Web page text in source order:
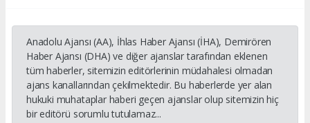
Anadolu Ajansı (AA), İhlas Haber Ajansı (İHA), Demirören
Haber Ajansı (DHA) ve diğer ajanslar tarafından eklenen
tüm haberler, sitemizin editörlerinin müdahalesi olmadan
ajans kanallarından çekilmektedir. Bu haberlerde yer alan
hukuki muhataplar haberi geçen ajanslar olup sitemizin hiç
bir editörü sorumlu tutulamaz...